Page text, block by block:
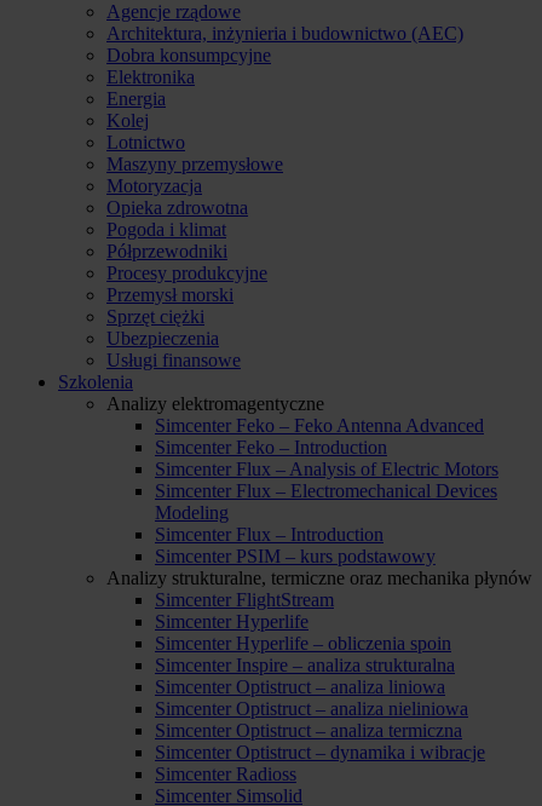
Agencje rządowe
Architektura, inżynieria i budownictwo (AEC)
Dobra konsumpcyjne
Elektronika
Energia
Kolej
Lotnictwo
Maszyny przemysłowe
Motoryzacja
Opieka zdrowotna
Pogoda i klimat
Półprzewodniki
Procesy produkcyjne
Przemysł morski
Sprzęt ciężki
Ubezpieczenia
Usługi finansowe
Szkolenia
Analizy elektromagentyczne
Simcenter Feko – Feko Antenna Advanced
Simcenter Feko – Introduction
Simcenter Flux – Analysis of Electric Motors
Simcenter Flux – Electromechanical Devices
Modeling
Simcenter Flux – Introduction
Simcenter PSIM – kurs podstawowy
Analizy strukturalne, termiczne oraz mechanika płynów
Simcenter FlightStream
Simcenter Hyperlife
Simcenter Hyperlife – obliczenia spoin
Simcenter Inspire – analiza strukturalna
Simcenter Optistruct – analiza liniowa
Simcenter Optistruct – analiza nieliniowa
Simcenter Optistruct – analiza termiczna
Simcenter Optistruct – dynamika i wibracje
Simcenter Radioss
Simcenter Simsolid